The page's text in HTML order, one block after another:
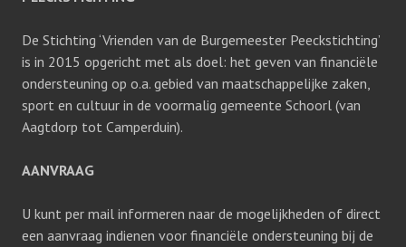
De Stichting ‘Vrienden van de Burgemeester Peeckstichting’
is in 2015 opgericht met als doel: het geven van financiële
ondersteuning op o.a. gebied van maatschappelijke zaken,
sport en cultuur in de voormalig gemeente Schoorl (van
Aagtdorp tot Camperduin).
AANVRAAG
U kunt per mail informeren naar de mogelijkheden of direct
een aanvraag indienen voor financiële ondersteuning bij de